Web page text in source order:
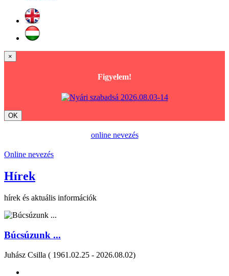
×
Figyelem!
OK
online nevezés
Online nevezés
Hírek
hírek és aktuális információk
Búcsúzunk ...
Juhász Csilla ( 1961.02.25 - 2026.08.02)